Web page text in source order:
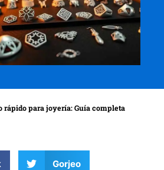
rápido para joyería: Guía completa
Gorjeo